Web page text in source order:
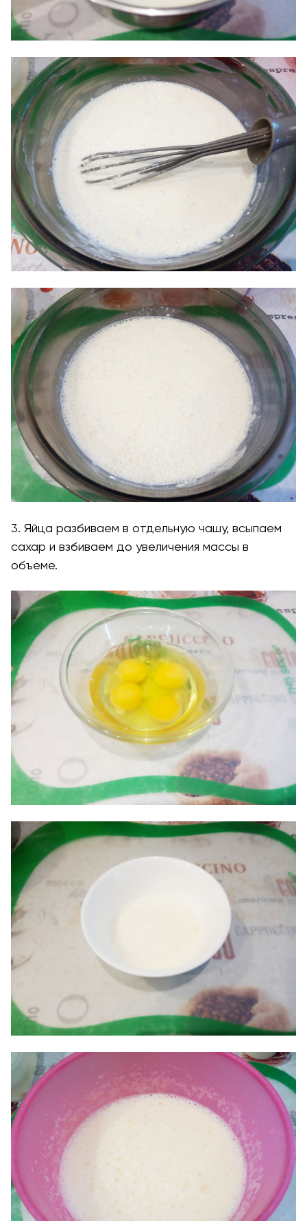
3. Яйца разбиваем в отдельную чашу, всыпаем
сахар и взбиваем до увеличения массы в
объеме.